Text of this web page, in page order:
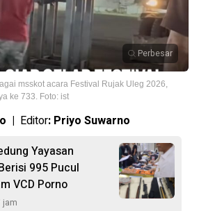
Perbesar
msskot acara Festival Rujak Uleg 2026,
ke 733. Foto: ist
| Editor: Priyo Suwarno
Yayasan
995 Pucul
VCD Porno
jam